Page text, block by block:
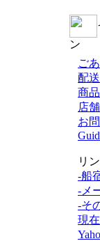
ン
ご
配
商
店
お
リ
-船
-メ
-そ
現